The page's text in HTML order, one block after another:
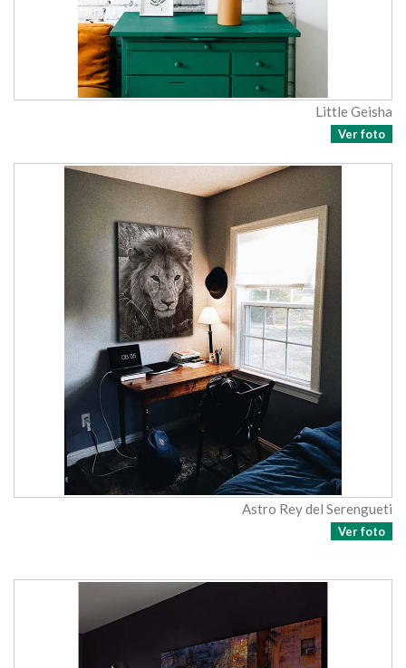
Little Geisha
Ver foto
Astro Rey del Serengueti
Ver foto